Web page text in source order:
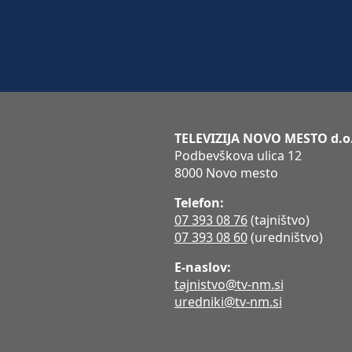
TELEVIZIJA NOVO MESTO
Podbevškova ulica 12
8000 Novo mesto
Telefon:
07 393 08 76(tajništvo)
07 393 08 60(uredništvo)
E-naslov:
tajnistvo@tv-nm.si
uredniki@tv-nm.si